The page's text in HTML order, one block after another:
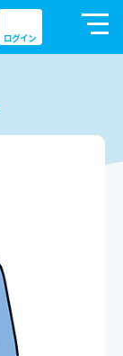
ログイン